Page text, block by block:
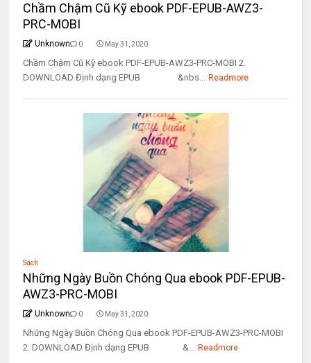
Chầm Chậm Cũ Kỹ ebook PDF-EPUB-AWZ3-
PRC-MOBI
Unknown 0 May 31, 2020
Chầm Chậm Cũ Kỹ ebook PDF-EPUB-AWZ3-PRC-MOBI 2.
DOWNLOAD Định dạng EPUB &nbs... Readmore
Sách
Những Ngày Buồn Chóng Qua ebook PDF-EPUB-
AWZ3-PRC-MOBI
Unknown 0 May 31, 2020
Những Ngày Buồn Chóng Qua ebook PDF-EPUB-AWZ3-PRC-MOBI
2. DOWNLOAD Định dạng EPUB &... Readmore